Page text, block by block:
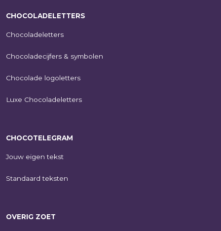
CHOCOLADELETTERS
Chocoladeletters
Chocoladecijfers & symbolen
Chocolade logoletters
Luxe Chocoladeletters
CHOCOTELEGRAM
Jouw eigen tekst
Standaard teksten
OVERIG ZOET